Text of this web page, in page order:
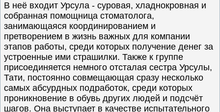
В неё входит Урсула - суровая, хладнокровная и
собранная помощница стоматолога,
занимающаяся координированием и
претворением в жизнь важных для компании
этапов работы, среди которых получение денег за
устроенные ими страшилки. Также к группе
присоединяется немного отсталая сестра Урсулы,
Тати, постоянно совмещающая сразу несколько
самых абсурдных подработок, среди которых
проникновение в обувь других людей и подсчёт
шагов. Она выступает в качестве испытательного